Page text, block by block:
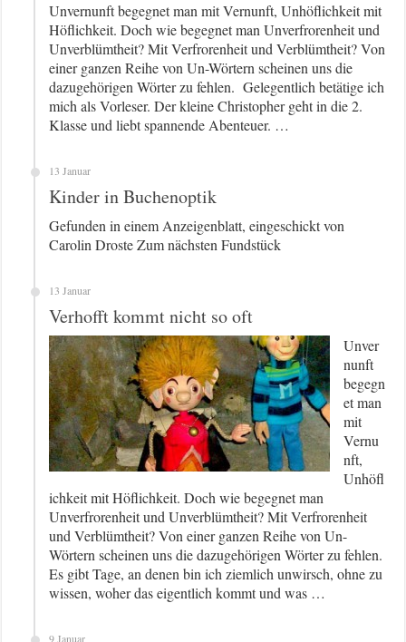
Unvernunft begegnet man mit Vernunft, Unhöflichkeit mit
Höflichkeit. Doch wie begegnet man Unverfrorenheit und
Unverblümtheit? Mit Verfrorenheit und Verblümtheit? Von
einer ganzen Reihe von Un-Wörtern scheinen uns die
dazugehörigen Wörter zu fehlen. Gelegentlich betätige ich
mich als Vorleser. Der kleine Christopher geht in die 2.
Klasse und liebt spannende Abenteuer. …
13 Januar
Kinder in Buchenoptik
Gefunden in einem Anzeigenblatt, eingeschickt von
Carolin Droste Zum nächsten Fundstück
13 Januar
Verhofft kommt nicht so oft
Unver
nunft
begegn
et man
mit
Vernu
nft,
Unhöfl
ichkeit mit Höflichkeit. Doch wie begegnet man
Unverfrorenheit und Unverblümtheit? Mit Verfrorenheit
und Verblümtheit? Von einer ganzen Reihe von Un-
Wörtern scheinen uns die dazugehörigen Wörter zu fehlen.
Es gibt Tage, an denen bin ich ziemlich unwirsch, ohne zu
wissen, woher das eigentlich kommt und was …
9 Januar